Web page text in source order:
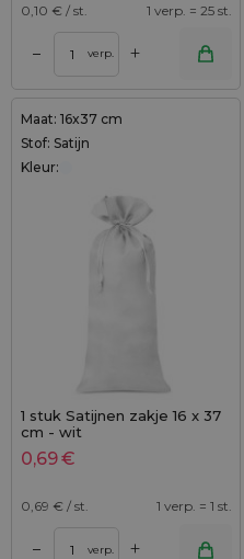
0,10 € / st. 1 verp. = 25 st.
– verp. +
Maat: 16x37 cm
Stof: Satijn
Kleur:
1 stuk Satijnen zakje 16 x 37
cm - wit
0,69€
0,69 € / st. 1 verp. = 1 st.
– verp. +